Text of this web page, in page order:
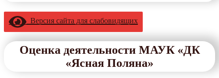
Версия сайта для слабовидящих
Оценка деятельности МАУК «ДК
«Ясная Поляна»